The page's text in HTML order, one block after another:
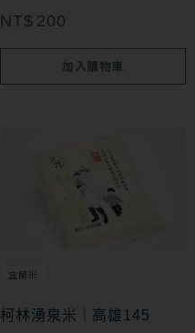
NT$ 200
加入購物車
宜蘭米
柯林湧泉米｜高雄145